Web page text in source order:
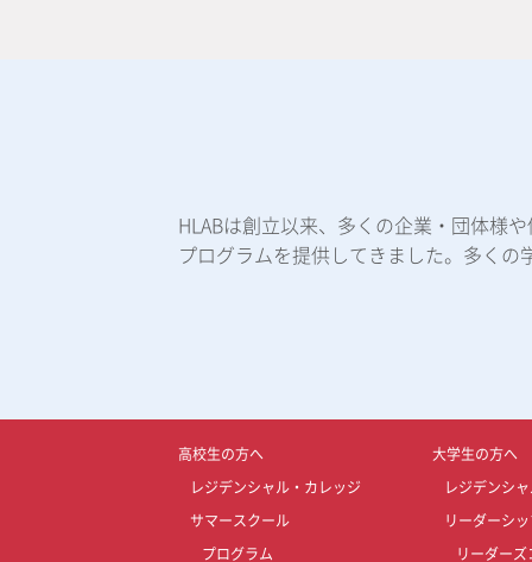
HLABは創立以来、多くの企業・団体様
プログラムを提供してきました。多く
高校生の方へ
レジデンシャル・カレッジ
サマースクール
プログラム
大学生の方へ
レジデンシ
リーダーシ
リーダーズ